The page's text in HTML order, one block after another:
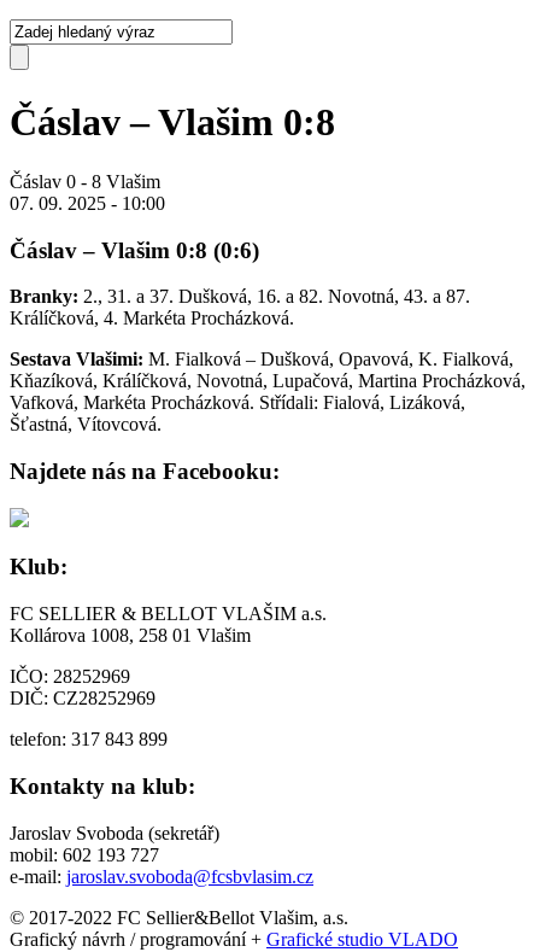
Čáslav – Vlašim 0:8
Čáslav 0 - 8 Vlašim
07. 09. 2025 - 10:00
Čáslav – Vlašim 0:8 (0:6)
Branky: 2., 31. a 37. Dušková, 16. a 82. Novotná, 43. a 87.
Králíčková, 4. Markéta Procházková.
Sestava Vlašimi: M. Fialková – Dušková, Opavová, K. Fialková,
Kňazíková, Králíčková, Novotná, Lupačová, Martina Procházková,
Vafková, Markéta Procházková. Střídali: Fialová, Lizáková,
Šťastná, Vítovcová.
Najdete nás na Facebooku:
Klub:
FC SELLIER & BELLOT VLAŠIM a.s.
Kollárova 1008, 258 01 Vlašim
IČO: 28252969
DIČ: CZ28252969
telefon: 317 843 899
Kontakty na klub:
Jaroslav Svoboda (sekretář)
mobil: 602 193 727
e-mail: jaroslav.svoboda@fcsbvlasim.cz
© 2017-2022 FC Sellier&Bellot Vlašim, a.s.
Grafický návrh / programování + Grafické studio VLADO